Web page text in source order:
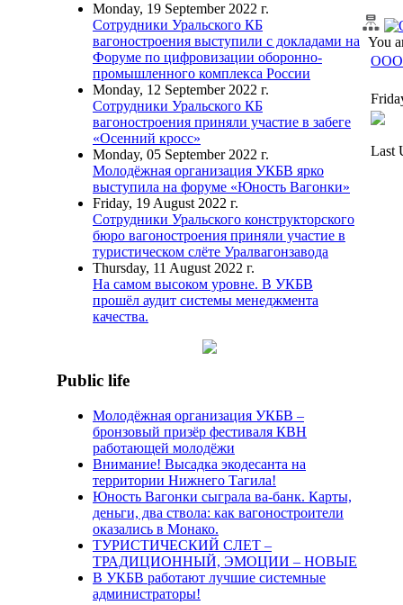
Monday, 19 September 2022 г.
Сотрудники Уральского КБ
вагоностроения выступили с докладами на
Форуме по цифровизации оборонно-
промышленного комплекса России
Monday, 12 September 2022 г.
Сотрудники Уральского КБ
вагоностроения приняли участие в забеге
«Осенний кросс»
Monday, 05 September 2022 г.
Молодёжная организация УКБВ ярко
выступила на форуме «Юность Вагонки»
Friday, 19 August 2022 г.
Сотрудники Уральского конструкторского
бюро вагоностроения приняли участие в
туристическом слёте Уралвагонзавода
Thursday, 11 August 2022 г.
На самом высоком уровне. В УКБВ
прошёл аудит системы менеджмента
качества.
Public life
Молодёжная организация УКБВ –
бронзовый призёр фестиваля КВН
работающей молодёжи
Внимание! Высадка экодесанта на
территории Нижнего Тагила!
Юность Вагонки сыграла ва-банк. Карты,
деньги, два ствола: как вагоностроители
оказались в Монако.
ТУРИСТИЧЕСКИЙ СЛЕТ –
ТРАДИЦИОННЫЙ, ЭМОЦИИ – НОВЫЕ
В УКБВ работают лучшие системные
администраторы!
You
ООО
Last